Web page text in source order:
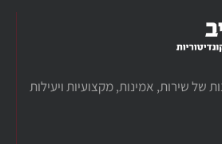
של שירות, אמינות, מקצועיות ויעילות